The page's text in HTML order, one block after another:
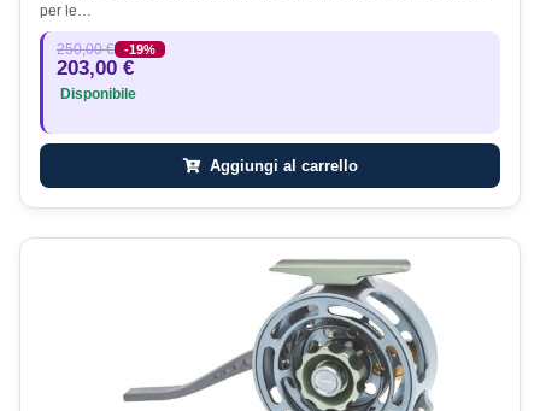
per le…
250,00 € -19%
203,00 €
Disponibile
Aggiungi al carrello